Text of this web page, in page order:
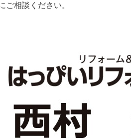
ご相談ください。